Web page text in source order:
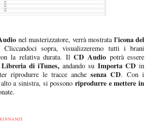
nel masterizzatore, verrà mostratal'icona del
sopra, visualizzeremo tutti i brani
la relativa durata. Il CD Audio potrà essere
Libreria di iTunes, andando su Importa CD in
riprodurre le tracce anche senza CD. Con i
a sinistra, si possono riprodurre e mettere in